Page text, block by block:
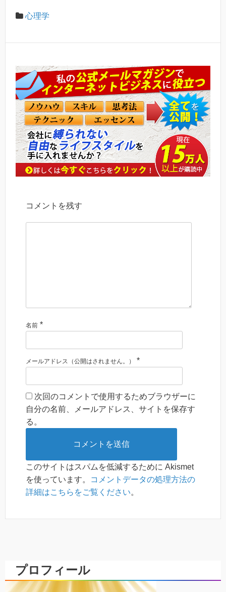
心理学
コメントを残す
名前 *
メールアドレス（公開はされません。） *
次回のコメントで使用するためブラウザーに
自分の名前、メールアドレス、サイトを保存す
る。
このサイトはスパムを低減するために Akismet
を使っています。
コメントデータの処理方法の
詳細はこちらをご覧ください。
プロフィール